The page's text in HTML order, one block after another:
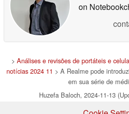
on
> Análises e revisões de portáteis e
notícias 2024 11 > A Realme pode
em sua série de
Huzefa Baloch, 2024-11-13